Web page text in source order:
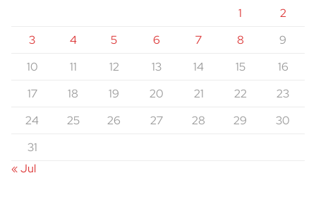
1
2
3
4 5 6 7 8
9
10
11 12 13 14 15
16
17
18 19 20 21 22
23
24
25 26 27 28 29
30
31
« Jul